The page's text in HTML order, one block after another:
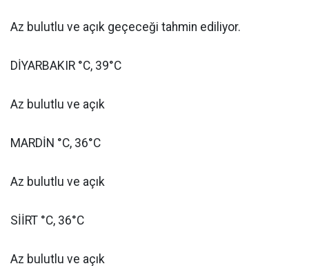
Az bulutlu ve açık geçeceği tahmin ediliyor.
DİYARBAKIR °C, 39°C
Az bulutlu ve açık
MARDİN °C, 36°C
Az bulutlu ve açık
SİİRT °C, 36°C
Az bulutlu ve açık